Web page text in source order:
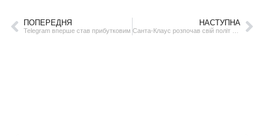
ПОПЕРЕДНЯ
Telegram вперше став прибутковим
НАСТУПНА